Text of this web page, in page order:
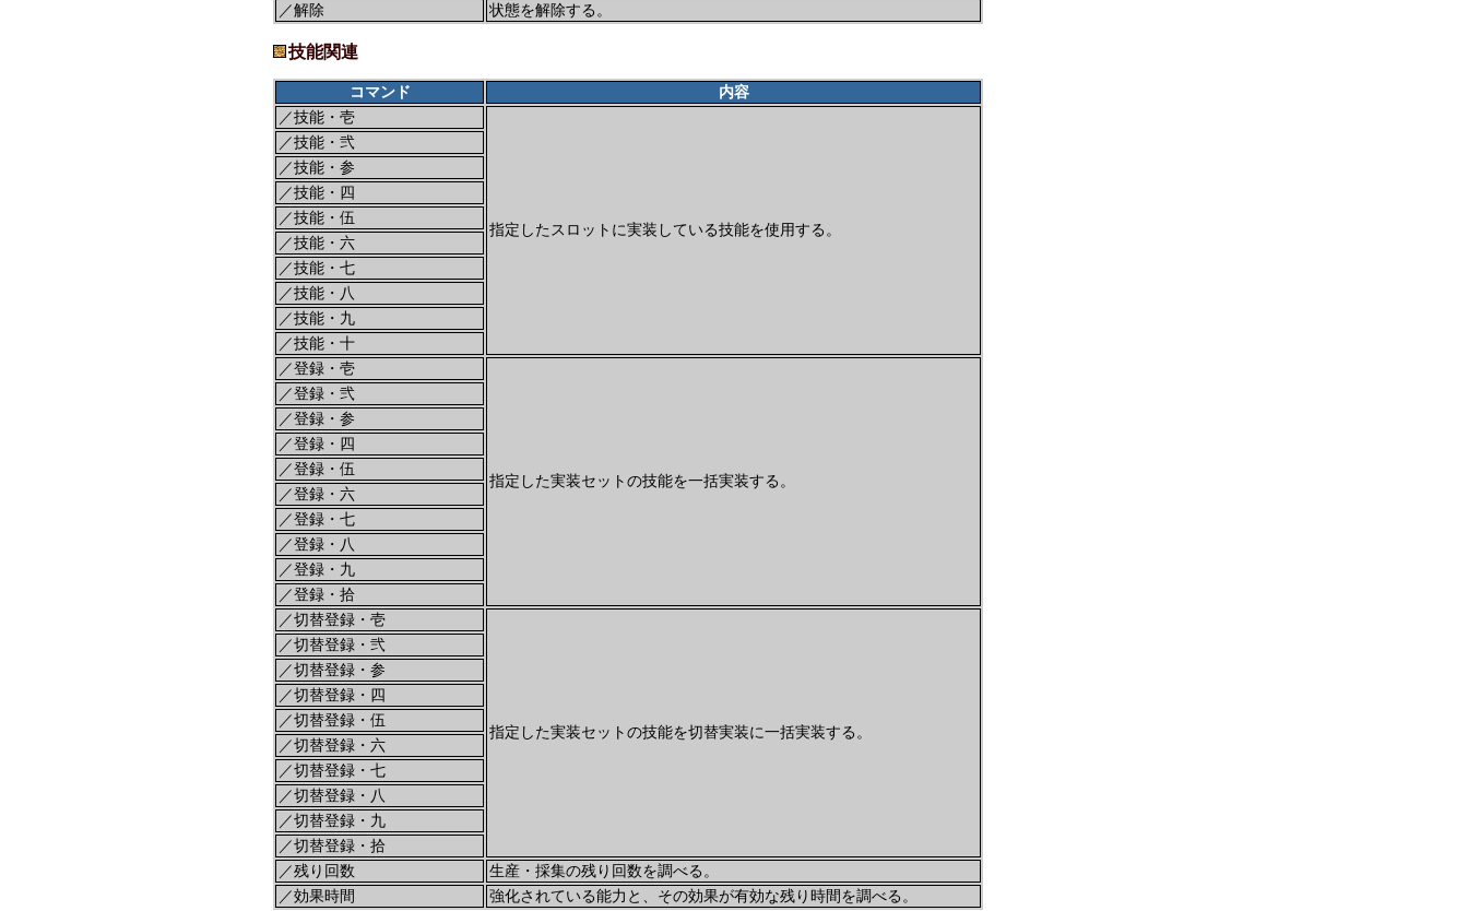
／解除
状態を解除する。
技能関連
コマンド
内容
／技能・壱
指定したスロットに実装している技能を使用する。
／技能・弐
／技能・参
／技能・四
／技能・伍
／技能・六
／技能・七
／技能・八
／技能・九
／技能・十
／登録・壱
指定した実装セットの技能を一括実装する。
／登録・弐
／登録・参
／登録・四
／登録・伍
／登録・六
／登録・七
／登録・八
／登録・九
／登録・拾
／切替登録・壱
指定した実装セットの技能を切替実装に一括実装する。
／切替登録・弐
／切替登録・参
／切替登録・四
／切替登録・伍
／切替登録・六
／切替登録・七
／切替登録・八
／切替登録・九
／切替登録・拾
／残り回数
生産・採集の残り回数を調べる。
／効果時間
強化されている能力と、その効果が有効な残り時間を調べる。